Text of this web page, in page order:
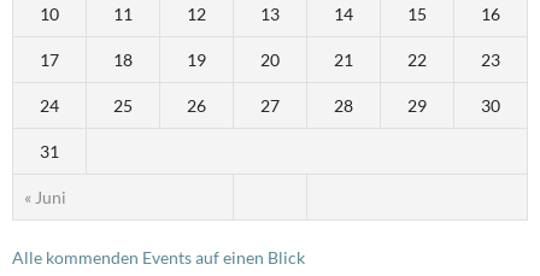
« Juni
10 11 12 13 14 15 16
17 18 19 20 21 22 23
24 25 26 27 28 29 30
31
Alle kommenden Events auf einen Blick